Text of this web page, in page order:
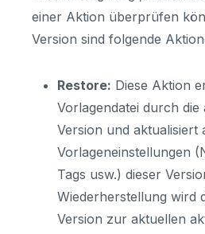
einer Aktion überprüfen
Version sind folgende
Restore: Diese Aktion
Vorlagendatei durch die
Version und aktualisiert
Vorlageneinstellungen
Tags usw.) dieser
Wiederherstellung wird
Version zur aktuellen